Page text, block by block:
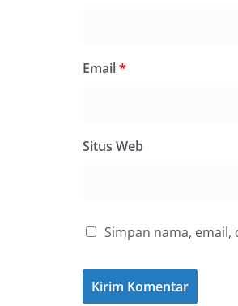
Email*
Situs Web
Simpan nama,